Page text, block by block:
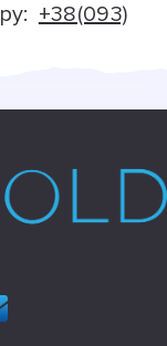
+38(093)